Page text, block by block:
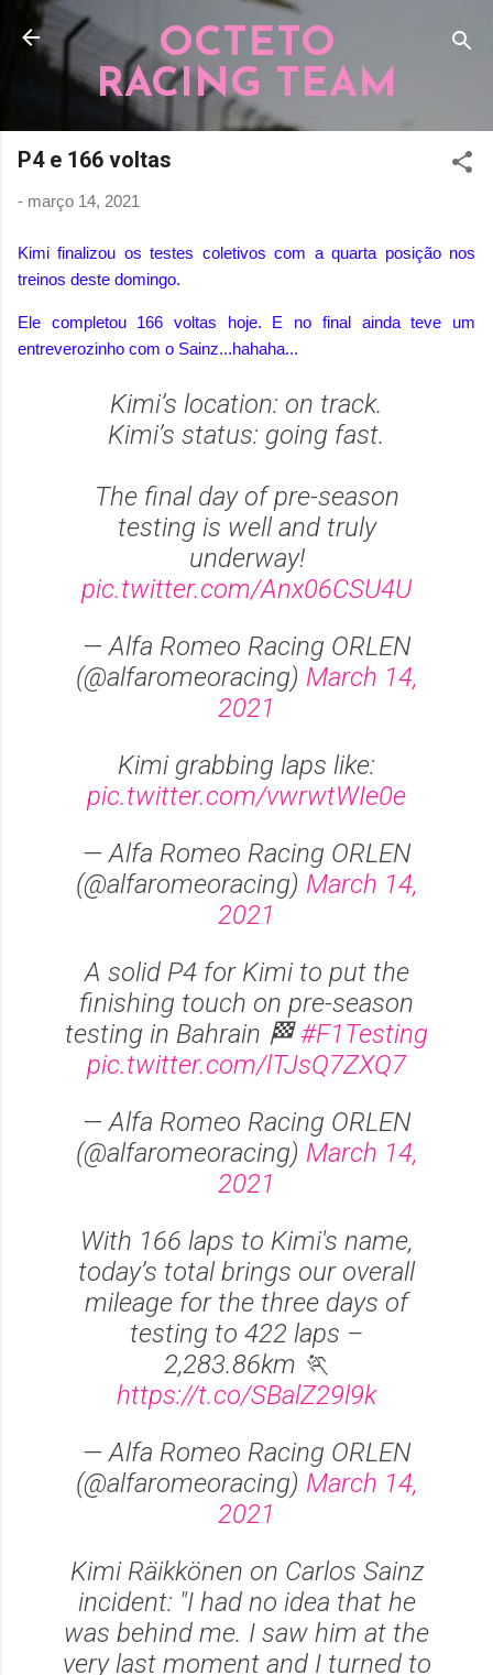
Pular para o conteúdo principal
OCTETO
RACING TEAM
P4 e 166 voltas
- março 14, 2021
Kimi finalizou os testes coletivos com a quarta posição nos
treinos deste domingo.
Ele completou 166 voltas hoje. E no final ainda teve um
entreverozinho com o Sainz...hahaha...
Kimi’s location: on track.
Kimi’s status: going fast.
The final day of pre-season
testing is well and truly
underway!
pic.twitter.com/Anx06CSU4U
— Alfa Romeo Racing ORLEN
(@alfaromeoracing) March 14,
2021
Kimi grabbing laps like:
pic.twitter.com/vwrwtWIe0e
— Alfa Romeo Racing ORLEN
(@alfaromeoracing) March 14,
2021
A solid P4 for Kimi to put the
finishing touch on pre-season
testing in Bahrain 🏁#F1Testing
pic.twitter.com/lTJsQ7ZXQ7
— Alfa Romeo Racing ORLEN
(@alfaromeoracing) March 14,
2021
With 166 laps to Kimi's name,
today’s total brings our overall
mileage for the three days of
testing to 422 laps –
2,283.86km 🏃
https://t.co/SBalZ29l9k
— Alfa Romeo Racing ORLEN
(@alfaromeoracing) March 14,
2021
Kimi Räikkönen on Carlos Sainz
incident: "I had no idea that he
was behind me. I saw him at the
very last moment and I turned to